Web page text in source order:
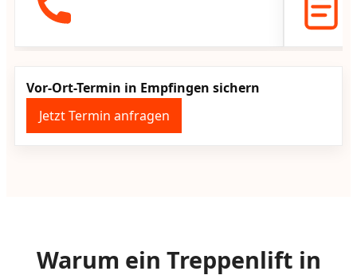
Vor-Ort-Termin in Empfingen sichern
Jetzt Termin anfragen
Warum ein Treppenlift in